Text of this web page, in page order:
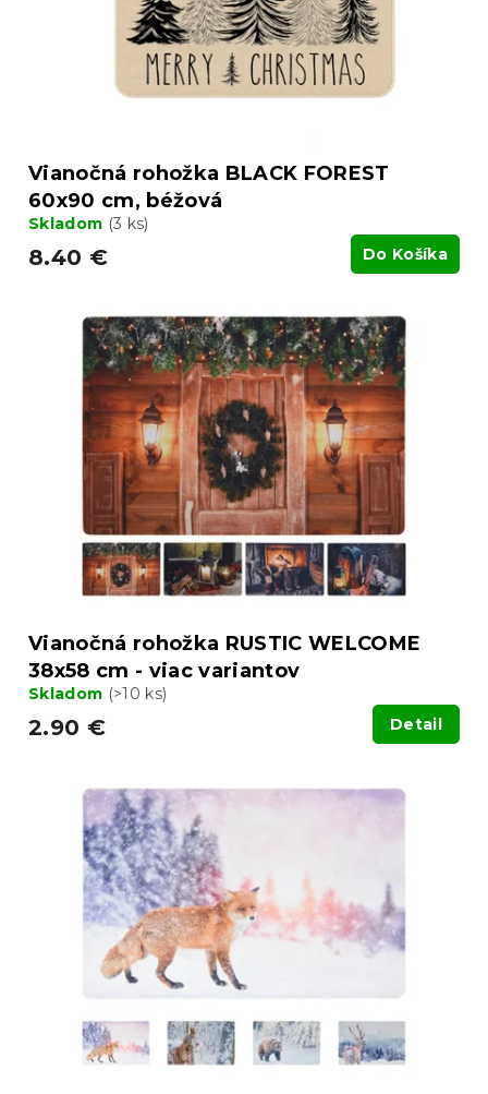
Vianočná rohožka BLACK FOREST
60x90 cm, béžová
Skladom (3 ks)
8.40 € Do Košíka
Vianočná rohožka RUSTIC WELCOME
38x58 cm - viac variantov
Skladom (>10 ks)
2.90 € Detail